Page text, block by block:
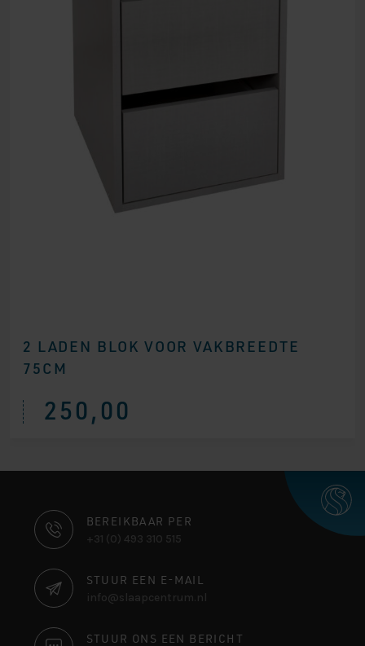
2 LADEN BLOK VOOR VAKBREEDTE
75CM
250,00
CONTACT
INFORMATIE
BEREIKBAAR PER
+31 (0) 493 310 515
STUUR EEN E-MAIL
info@slaapcentrum.nl
STUUR ONS EEN BERICHT